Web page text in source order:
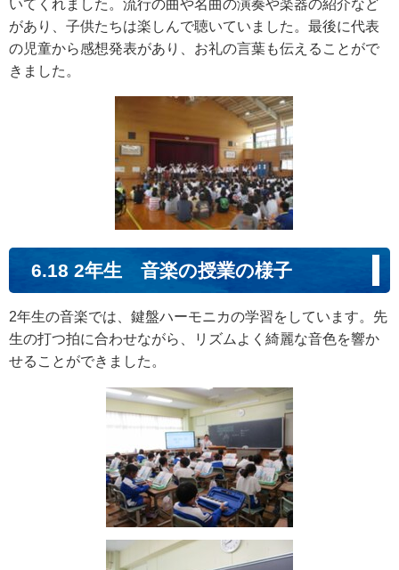
いてくれました。流行の曲や名曲の演奏や楽器の紹介など
があり、子供たちは楽しんで聴いていました。最後に代表
の児童から感想発表があり、お礼の言葉も伝えることがで
きました。
6.18 2年生 音楽の授業の様子
2年生の音楽では、鍵盤ハーモニカの学習をしています。先
生の打つ拍に合わせながら、リズムよく綺麗な音色を響か
せることができました。